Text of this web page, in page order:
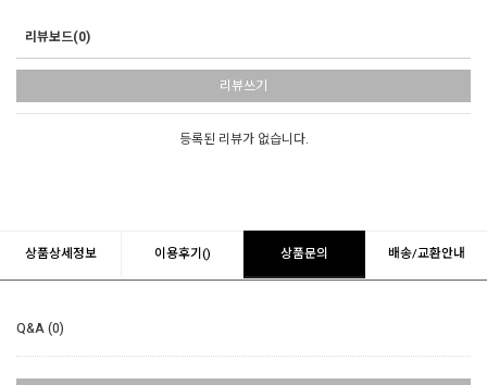
리뷰보드(0)
리뷰쓰기
등록된 리뷰가 없습니다.
상품상세정보 이용후기() 상품문의 배송/교환안내
Q&A (0)